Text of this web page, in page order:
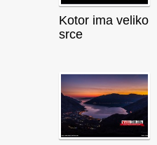
Kotor ima veliko
srce